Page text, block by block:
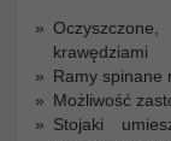
krawędziami
Ramy spinane
Możliwość
Stojaki